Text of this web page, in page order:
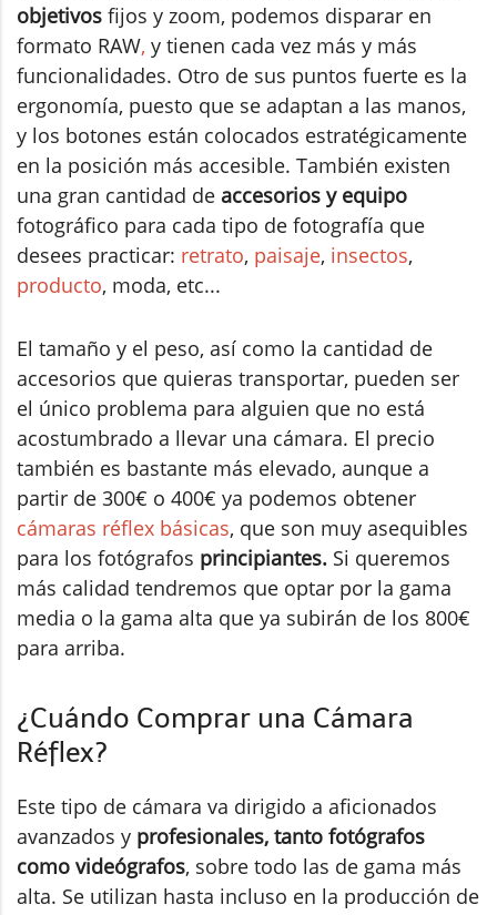
objetivos fijos y zoom, podemos disparar en
formato RAW, y tienen cada vez más y más
funcionalidades. Otro de sus puntos fuerte es la
ergonomía, puesto que se adaptan a las manos,
y los botones están colocados estratégicamente
en la posición más accesible. También existen
una gran cantidad de accesorios y equipo
fotográfico para cada tipo de fotografía que
desees practicar: retrato, paisaje, insectos,
producto, moda, etc...
El tamaño y el peso, así como la cantidad de
accesorios que quieras transportar, pueden ser
el único problema para alguien que no está
acostumbrado a llevar una cámara. El precio
también es bastante más elevado, aunque a
partir de 300€ o 400€ ya podemos obtener
cámaras réflex básicas, que son muy asequibles
para los fotógrafos principiantes. Si queremos
más calidad tendremos que optar por la gama
media o la gama alta que ya subirán de los 800€
para arriba.
¿Cuándo Comprar una Cámara
Réflex?
Este tipo de cámara va dirigido a aficionados
avanzados y profesionales, tanto fotógrafos
como videógrafos, sobre todo las de gama más
alta. Se utilizan hasta incluso en la producción de